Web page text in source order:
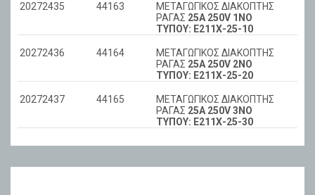
20272435 44163
ΜΕΤΑΓΩΓΙΚΟΣ ΔΙΑΚΟΠΤΗΣ
ΡΑΓΑΣ 25A 250V 1NO
ΤΥΠΟΥ: Ε211Χ-25-10
20272436 44164
ΜΕΤΑΓΩΓΙΚΟΣ ΔΙΑΚΟΠΤΗΣ
ΡΑΓΑΣ 25Α 250V 2ΝΟ
ΤΥΠΟΥ: Ε211Χ-25-20
20272437 44165
ΜΕΤΑΓΩΓΙΚΟΣ ΔΙΑΚΟΠΤΗΣ
ΡΑΓΑΣ 25Α 250V 3NO
ΤΥΠΟΥ: Ε211Χ-25-30